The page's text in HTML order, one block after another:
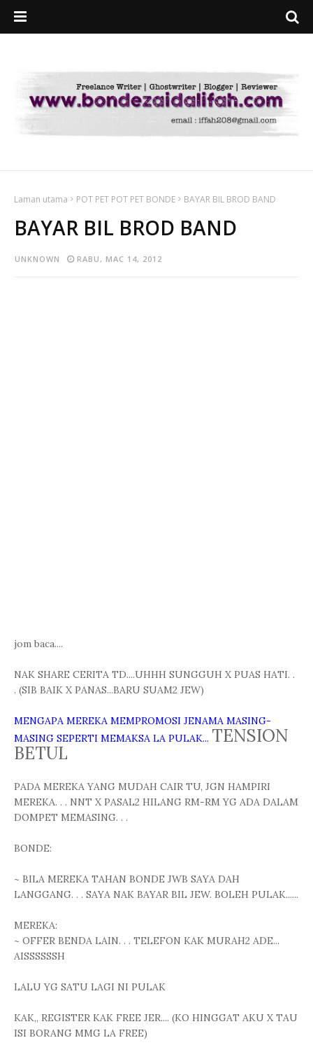
Laman utama POT PET POT PET BONDE BAYAR BIL BROD BAND
BAYAR BIL BROD BAND
UNKNOWN RABU, MAC 14, 2012
jom baca....
NAK SHARE CERITA TD....UHHH SUNGGUH X PUAS HATI. .
. (SIB BAIK X PANAS...BARU SUAM2 JEW)
MENGAPA MEREKA MEMPROMOSI JENAMA MASING-
MASING SEPERTI MEMAKSA LA PULAK... TENSION
BETUL
PADA MEREKA YANG MUDAH CAIR TU, JGN HAMPIRI
MEREKA. . . NNT X PASAL2 HILANG RM-RM YG ADA DALAM
DOMPET MEMASING. . .
BONDE:
~ BILA MEREKA TAHAN BONDE JWB SAYA DAH
LANGGANG. . . SAYA NAK BAYAR BIL JEW. BOLEH PULAK......
MEREKA:
~ OFFER BENDA LAIN. . . TELEFON KAK MURAH2 ADE...
AISSSSSSH
LALU YG SATU LAGI NI PULAK
KAK,, REGISTER KAK FREE JER.... (KO HINGGAT AKU X TAU
ISI BORANG MMG LA FREE)